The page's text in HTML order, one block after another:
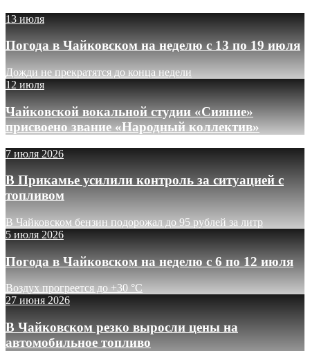
13 июля
Погода в Чайковском на неделю с 13 по 19 июля
Дожди не прекратятся до конца недели
12 июля
Чайковской вокальной студии «Сияние»
присвоено звание «Народный коллектив»
7 июля 2026
В Прикамье усилили контроль за ситуацией с
топливом
В Чайковском бензин подорожал до 95 рублей за литр
5 июля 2026
Погода в Чайковском на неделю с 6 по 12 июля
Воздух прогреется до +30 °C
27 июня 2026
В Чайковском резко выросли цены на
автомобильное топливо